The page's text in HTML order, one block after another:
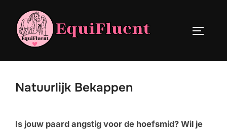
Natuurlijk Bekappen
Is jouw paard angstig voor de hoefsmid? Wil je